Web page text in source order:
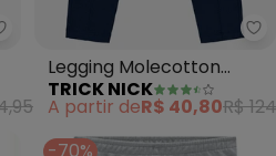
- Legging Menina
Legging Molecotton
(Azul)
TRICK NICK
A partir deR$ 40,80R$
-70%